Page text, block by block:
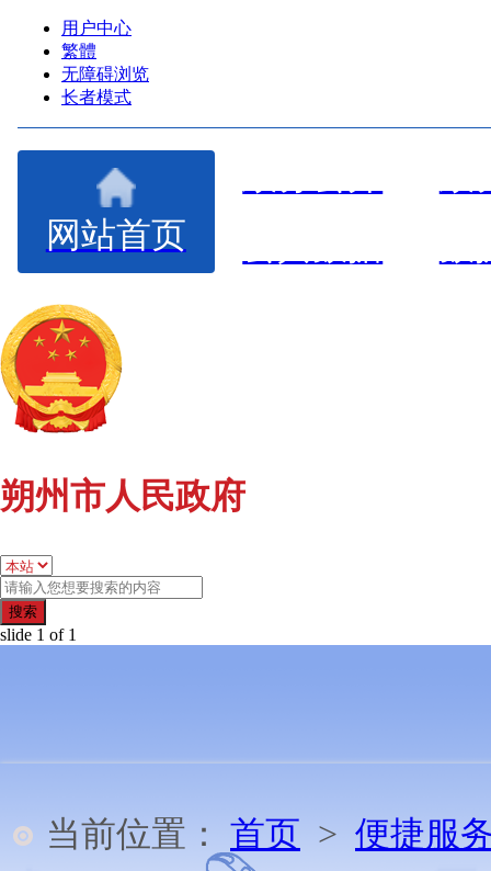
用户中心
繁體
无障碍浏览
长者模式
网站首页
朔州市人民政府
搜索
slide 1 of 1
当前位置： 首页 > 便捷服